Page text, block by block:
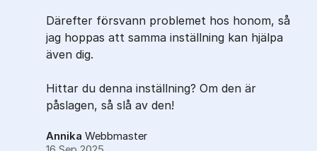
Därefter försvann problemet hos honom, så
jag hoppas att samma inställning kan hjälpa
även dig.
Hittar du denna inställning? Om den är
påslagen, så slå av den!
Annika Webbmaster